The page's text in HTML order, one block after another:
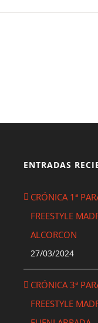
ENTRADAS
CRÓNICA 1ª
FREESTYLE
ALCORCON
27/03/2024
CRÓNICA 3ª
FREESTYLE